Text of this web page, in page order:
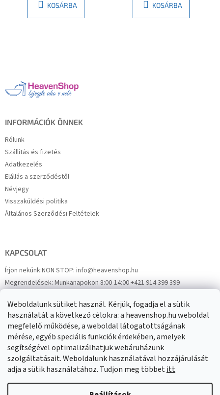
Weboldalunk sütiket használ. Kérjük, fogadja el a sütik
használatát a következő célokra: a heavenshop.hu weboldal
megfelelő működése, a weboldal látogatottságának
mérése, egyéb speciális funkciók érdekében, amelyek
segítségével optimalizálhatjuk webáruházunk
szolgáltatásait. Weboldalunk használatával hozzájárulását
adja a sütik használatához. Tudjon meg többetitt
KOSÁRBA KOSÁRBA
INFORMÁCIÓK ÖNNEK
Rólunk
Szállítás és fizetés
Adatkezelés
Elállás a szerződéstől
Névjegy
Visszaküldési politika
Általános Szerződési Feltételek
KAPCSOLAT
Írjon nekünk:NON STOP: info@heavenshop.hu
Megrendelések:Munkanapokon 8:00-14:00 +421 914 399 399
FacebookHeavenShop.sk
Eredményeink